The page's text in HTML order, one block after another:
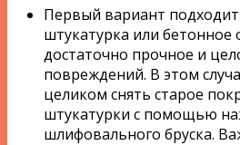
Первый вариант
штукатурка или бетонное
достаточно прочное и
повреждений. В этом
целиком снять старое
штукатурки с помощью
шлифовального бруска.